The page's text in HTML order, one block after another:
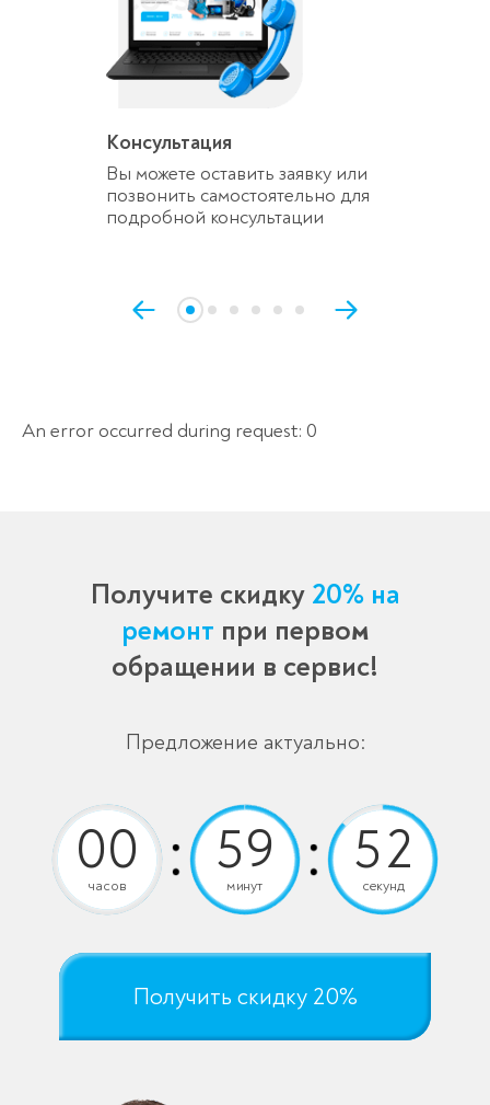
Консультация
Вы можете оставить заявку или
позвонить самостоятельно для
подробной консультации
An error occurred during request: 0
Получите скидку 20% на
ремонт при первом
обращении в сервис!
Предложение актуально:
часов минут секунд
Получить скидку 20%